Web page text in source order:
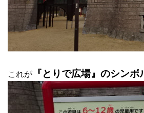
これが 『とりで広場』のシンボ